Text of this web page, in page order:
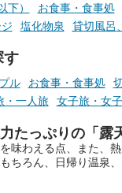
下） お食事・食事処
塩化物泉 貸切風呂
す
ル お食事・食事処
・一人旅 女子旅・女
たっぷりの「露
味わえる点、また、
ちろん、日帰り温泉